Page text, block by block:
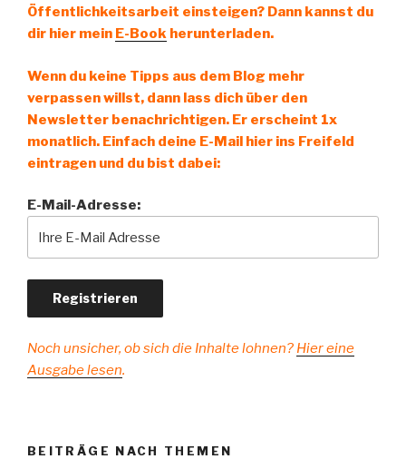
Öffentlichkeitsarbeit einsteigen? Dann kannst du
dir hier mein E-Book herunterladen.
Wenn du keine Tipps aus dem Blog mehr
verpassen willst, dann lass dich über den
Newsletter benachrichtigen. Er erscheint 1x
monatlich. Einfach deine E-Mail hier ins Freifeld
eintragen und du bist dabei:
E-Mail-Adresse:
Noch unsicher, ob sich die Inhalte lohnen? Hier eine
Ausgabe lesen.
BEITRÄGE NACH THEMEN